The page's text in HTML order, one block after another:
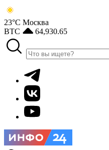
23°С Москва
BTC
64,930.65